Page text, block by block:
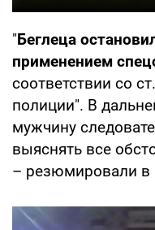
"Беглеца
применением
соответствии со
полиции". В
мужчину
выяснять все
– резюмировали в